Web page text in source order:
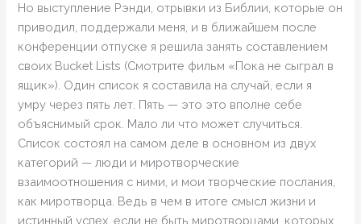
Но выступление Рэнди, отрывки из Библии, которые он
приводил, поддержали меня, и в ближайшем после
конференции отпуске я решила занять составлением
своих Bucket Lists (Смотрите фильм «Пока не сыграл в
ящик»). Один список я составила на случай, если я
умру через пять лет. Пять — это это вполне себе
объяснимый срок. Мало ли что может случиться.
Список состоял на самом деле в основном из двух
категорий — люди и миротворческие
взаимоотношения с ними, и мои творческие послания,
как миротворца. Ведь в чем в итоге смысл жизни и
истинный успех, если не быть миротворцами, которых